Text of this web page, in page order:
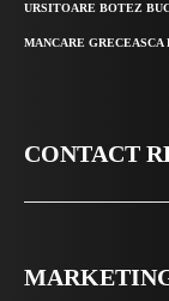
URSITOARE BOTEZ
MANCARE
CONTACT